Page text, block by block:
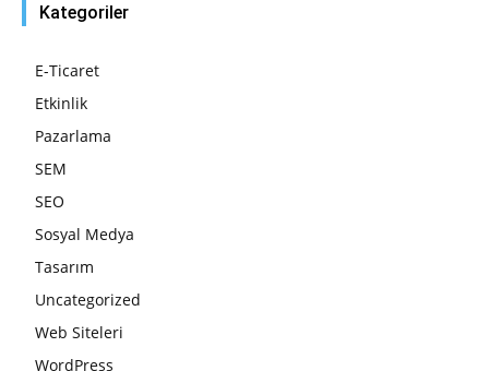
Kategoriler
E-Ticaret
Etkinlik
Pazarlama
SEM
SEO
Sosyal Medya
Tasarım
Uncategorized
Web Siteleri
WordPress